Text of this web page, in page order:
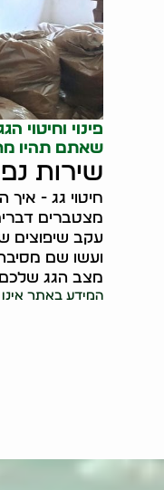
פינוי וחיטוי
שאתם תהיו
שירות
חיטוי גג -
מצטברים
עקב שיפוצים
ועשו שם
מצב הגג
המידע באתר אינו